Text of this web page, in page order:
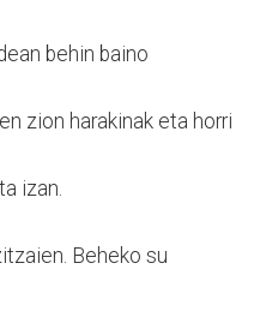
behin baino
zion harakinak eta horri
izan.
Beheko su